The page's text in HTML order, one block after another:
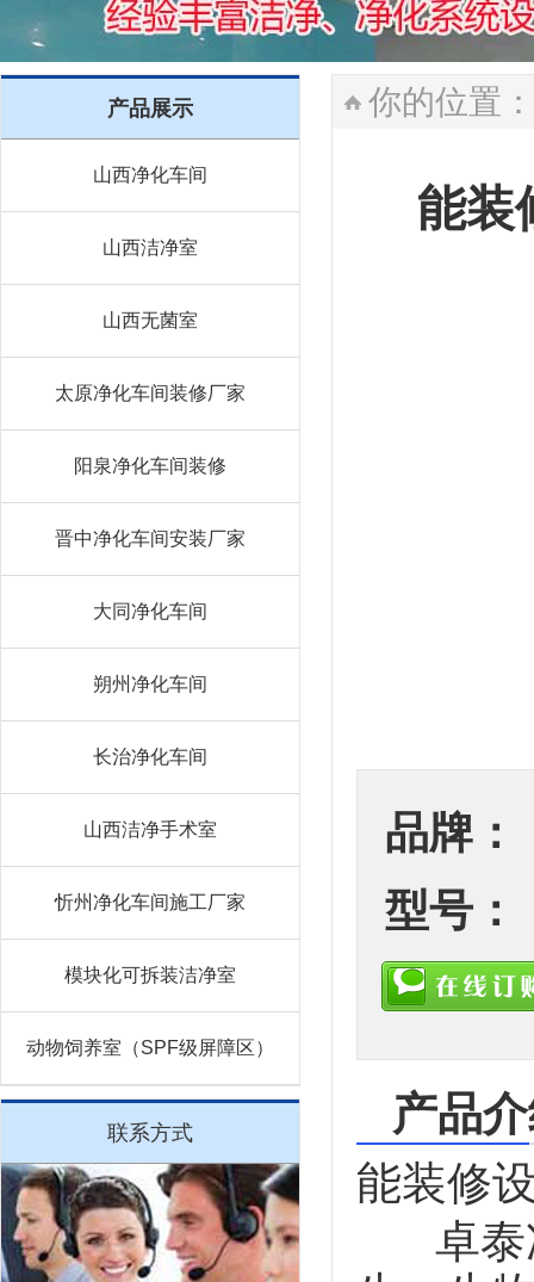
产品展示
山西净化车间
山西洁净室
山西无菌室
太原净化车间装修厂家
阳泉净化车间装修
晋中净化车间安装厂家
大同净化车间
朔州净化车间
长治净化车间
山西洁净手术室
忻州净化车间施工厂家
模块化可拆装洁净室
动物饲养室（SPF级屏障区）
联系方式
你的位置：
能装
品牌：
型号：
产品
能装修
卓泰